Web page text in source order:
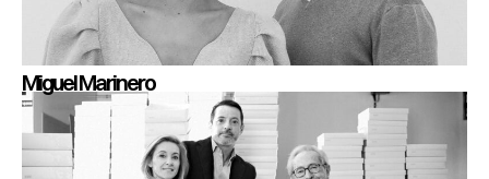
Miguel Marinero